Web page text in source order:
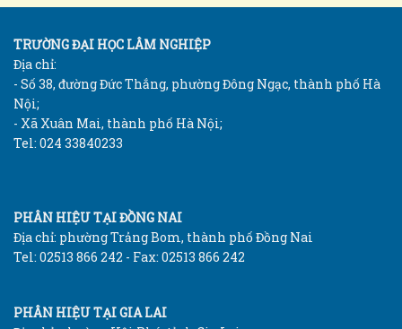
TRƯỜNG ĐẠI HỌC LÂM NGHIỆP
Địa chỉ:
- Số 38, đường Đức Thắng, phường Đông Ngạc, thành phố Hà
Nội;
- Xã Xuân Mai, thành phố Hà Nội;
Tel: 024 33840233
PHÂN HIỆU TẠI ĐỒNG NAI
Địa chỉ: phường Trảng Bom, thành phố Đồng Nai
Tel: 02513 866 242 - Fax: 02513 866 242
PHÂN HIỆU TẠI GIA LAI